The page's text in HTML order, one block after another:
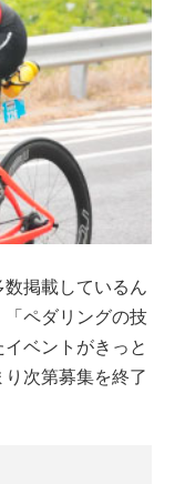
掲載しているん
ペダリングの技
ベントがきっと
次第募集を終了